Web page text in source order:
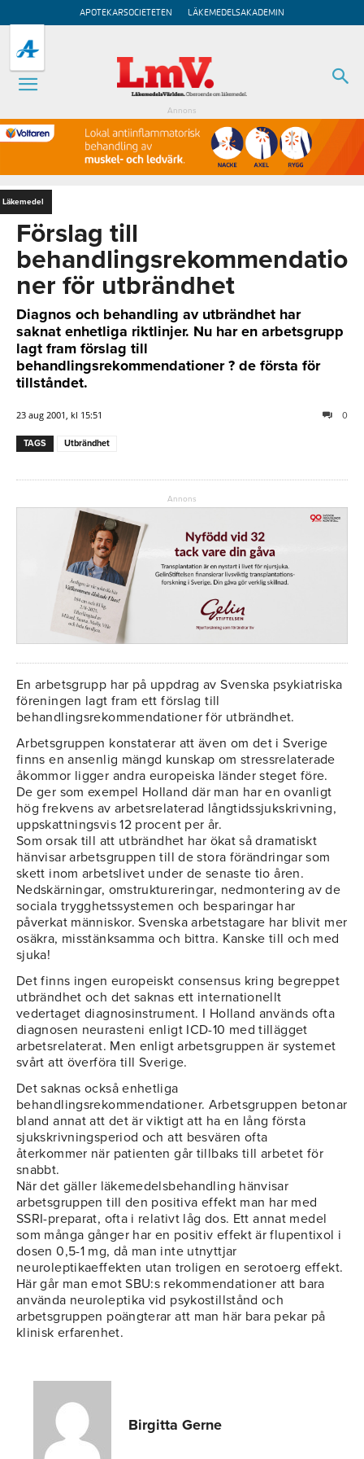
APOTEKARSOCIETETEN LÄKEMEDELSAKADEMIN
Annons
Läkemedel
Förslag till
behandlingsrekommendatio
ner för utbrändhet
Diagnos och behandling av utbrändhet har
saknat enhetliga riktlinjer. Nu har en arbetsgrupp
lagt fram förslag till
behandlingsrekommendationer ? de första för
tillståndet.
23 aug 2001, kl 15:51 0
TAGS Utbrändhet
Annons
En arbetsgrupp har på uppdrag av Svenska psykiatriska
föreningen lagt fram ett förslag till
behandlingsrekommendationer för utbrändhet.
Arbetsgruppen konstaterar att även om det i Sverige
finns en ansenlig mängd kunskap om stressrelaterade
åkommor ligger andra europeiska länder steget före.
De ger som exempel Holland där man har en ovanligt
hög frekvens av arbetsrelaterad långtidssjukskrivning,
uppskattningsvis 12 procent per år.
Som orsak till att utbrändhet har ökat så dramatiskt
hänvisar arbetsgruppen till de stora förändringar som
skett inom arbetslivet under de senaste tio åren.
Nedskärningar, omstruktureringar, nedmontering av de
sociala trygghetssystemen och besparingar har
påverkat människor. Svenska arbetstagare har blivit mer
osäkra, misstänksamma och bittra. Kanske till och med
sjuka!
Det finns ingen europeiskt consensus kring begreppet
utbrändhet och det saknas ett internationellt
vedertaget diagnosinstrument. I Holland används ofta
diagnosen neurasteni enligt ICD-10 med tillägget
arbetsrelaterat. Men enligt arbetsgruppen är systemet
svårt att överföra till Sverige.
Det saknas också enhetliga
behandlingsrekommendationer. Arbetsgruppen betonar
bland annat att det är viktigt att ha en lång första
sjukskrivningsperiod och att besvären ofta
återkommer när patienten går tillbaks till arbetet för
snabbt.
När det gäller läkemedelsbehandling hänvisar
arbetsgruppen till den positiva effekt man har med
SSRI-preparat, ofta i relativt låg dos. Ett annat medel
som många gånger har en positiv effekt är flupentixol i
dosen 0,5-1 mg, då man inte utnyttjar
neuroleptikaeffekten utan troligen en serotoerg effekt.
Här går man emot SBU:s rekommendationer att bara
använda neuroleptika vid psykostillstånd och
arbetsgruppen poängterar att man här bara pekar på
klinisk erfarenhet.
Birgitta Gerne